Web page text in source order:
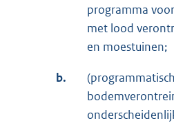
programma
met lood
en moestuinen;
b.